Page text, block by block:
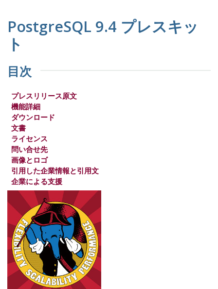
PostgreSQL 9.4 プレスキッ
ト
目次
プレスリリース原文
機能詳細
ダウンロード
文書
ライセンス
問い合せ先
画像とロゴ
引用した企業情報と引用文
企業による支援